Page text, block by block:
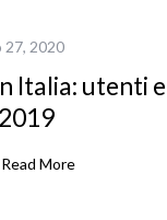
27, 2020
Italia: utenti
Read More